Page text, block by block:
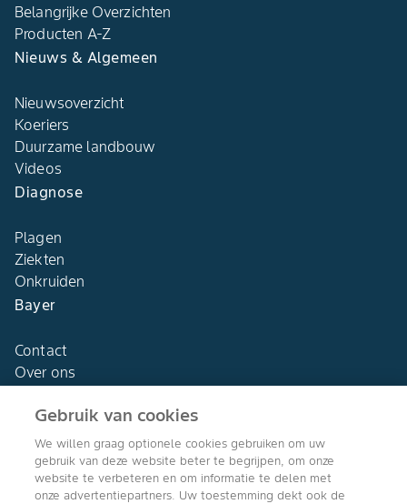
Belangrijke Overzichten
Producten A-Z
Nieuws & Algemeen
Nieuwsoverzicht
Koeriers
Duurzame landbouw
Videos
Diagnose
Plagen
Ziekten
Onkruiden
Bayer
Contact
Over ons
Agro Bayer
Nederland
Gebruik van cookies
We willen graag optionele cookies gebruiken om uw
gebruik van deze website beter te begrijpen, om onze
website te verbeteren en om informatie te delen met
onze advertentiepartners. Uw toestemming dekt ook de